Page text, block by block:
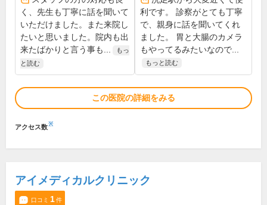
く、先生も丁寧に話を聞いて
いただけました。また来院し
たいと思いました。院内も出
来たばかりと言う事も...
もっ
と読む
利です。 診察がとても丁寧
で、親身に話を聞いてくれ
ました。 胃と大腸のカメラ
もやってるみたいなので...
もっと読む
この医院の詳細をみる
アクセス数※
アイメディカルクリニック
口コミ 1件